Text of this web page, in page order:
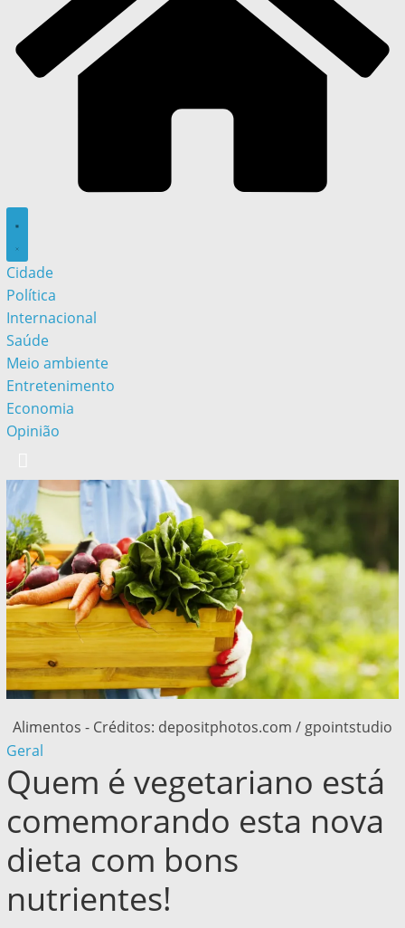
Cidade
Política
Internacional
Saúde
Meio ambiente
Entretenimento
Economia
Opinião
Alimentos - Créditos: depositphotos.com / gpointstudio
Geral
Quem é vegetariano está
comemorando esta nova
dieta com bons
nutrientes!